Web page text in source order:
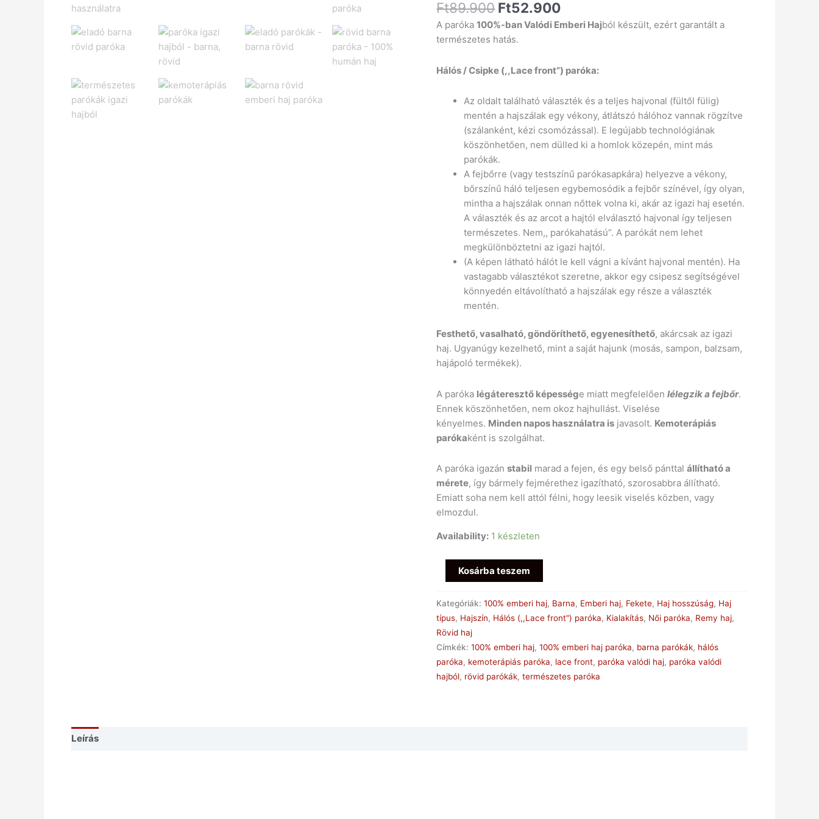
Ft89.900 Ft52.900
A paróka100%-ban Valódi Emberi Hajból készült, ezért garantált a
természetes hatás.
Hálós / Csipke (,,Lace front”) paróka:
Az oldalt található választék és a teljes hajvonal (fültől fülig)
mentén a hajszálak egy vékony, átlátszó hálóhoz vannak rögzítve
(szálanként, kézi csomózással). E legújabb technológiának
köszönhetően, nem dülled ki a homlok közepén, mint más
parókák.
A fejbőrre (vagy testszínű parókasapkára) helyezve a vékony,
bőrszínű háló teljesen egybemosódik a fejbőr színével, így olyan,
mintha a hajszálak onnan nőttek volna ki, akár az igazi haj esetén.
A választék és az arcot a hajtól elválasztó hajvonal így teljesen
természetes. Nem,, parókahatású”. A parókát nem lehet
megkülönböztetni az igazi hajtól.
(A képen látható hálót le kell vágni a kívánt hajvonal mentén). Ha
vastagabb választékot szeretne, akkor egy csipesz segítségével
könnyedén eltávolítható a hajszálak egy része a választék
mentén.
Festhető, vasalható, göndöríthető, egyenesíthető, akárcsak az igazi
haj. Ugyanúgy kezelhető, mint a saját hajunk (mosás, sampon, balzsam,
hajápoló termékek).
A paróka légáteresztő képessége miatt megfelelőenlélegzik a fejbőr.
Ennek köszönhetően, nem okoz hajhullást. Viselése
kényelmes. Minden napos használatra is javasolt. Kemoterápiás
parókaként is szolgálhat.
A paróka igazánstabil marad a fejen, és egy belső pánttalállítható a
mérete, így bármely fejmérethez igazítható, szorosabbra állítható.
Emiatt soha nem kell attól félni, hogy leesik viselés közben, vagy
elmozdul.
Availability: 1 készleten
-
rövid
barna
Kosárba teszem
Kategóriák:100% emberi haj, Barna, Emberi haj, Fekete, Haj hosszúság, Haj
típus, Hajszín, Hálós (,,Lace front") paróka, Kialakítás, Női paróka, Remy haj,
Rövid haj
Címkék:100% emberi haj,100% emberi haj paróka, barna parókák, hálós
paróka, kemoterápiás paróka, lace front, paróka valódi haj, paróka valódi
hajból, rövid parókák,természetes paróka
Leírás